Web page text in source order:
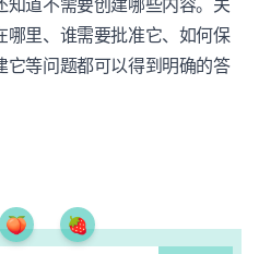
里、谁需要批准它、如何保
等问题都可以得到明确的答
🍑 🍓